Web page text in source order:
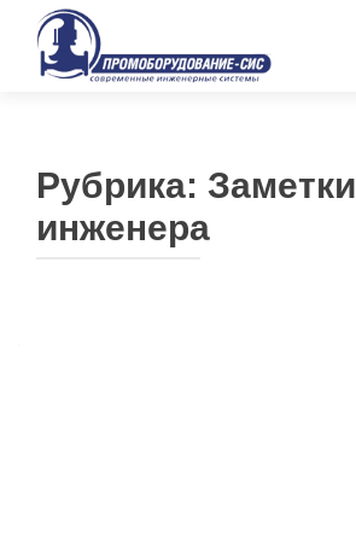
Рубрика: Заметки
инженера